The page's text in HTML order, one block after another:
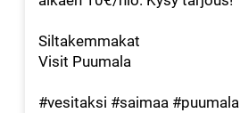
Siltakemmakat
Visit Puumala
#vesitaksi #saimaa #puumala